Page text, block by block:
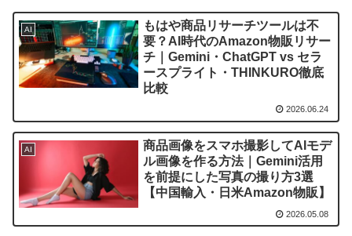
AI
もはや商品リサーチツールは不
要？AI時代のAmazon物販リサー
チ｜Gemini・ChatGPT vs セラ
ースプライト・THINKURO徹底
比較
2026.06.24
AI
商品画像をスマホ撮影してAIモデ
ル画像を作る方法｜Gemini活用
を前提にした写真の撮り方3選
【中国輸入・日米Amazon物販】
2026.05.08